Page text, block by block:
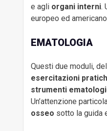
e agli organi interni.
europeo ed
EMATOLOGIA
Questi due moduli,
esercitazioni
strumenti
Un’attenzione
osseo sotto la guida